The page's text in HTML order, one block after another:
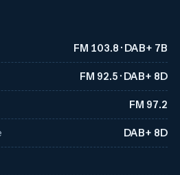
FM 103.8 · DAB+ 7B
FM 92.5 · DAB+ 8D
FM 97.2
DAB+ 8D